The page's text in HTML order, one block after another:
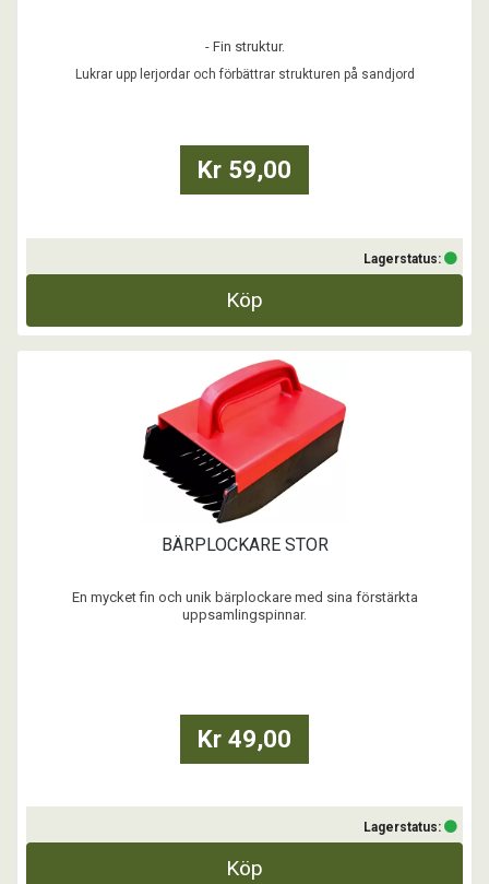
- Fin struktur.
- En mull som passar bra till att luckra upp lerjordar och även förbättra
strukturen på sandjordar.
Lukrar upp lerjordar och förbättrar strukturen på sandjord
Kr 59,00
Lagerstatus:
Köp
BÄRPLOCKARE STOR
En mycket fin och unik bärplockare med sina förstärkta
uppsamlingspinnar.
Kr 49,00
Lagerstatus:
Köp